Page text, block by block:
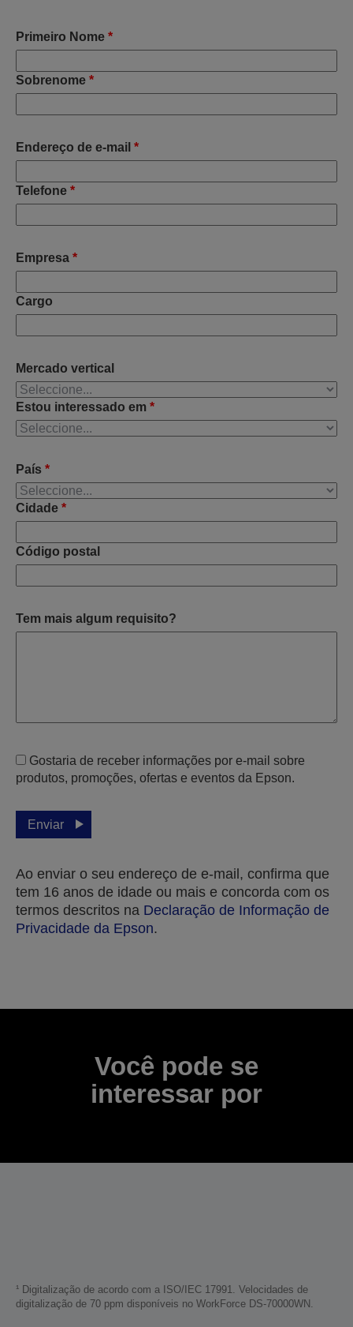
Primeiro Nome *
Sobrenome *
Endereço de e-mail *
Telefone *
Empresa *
Cargo
Mercado vertical
Estou interessado em *
País *
Cidade *
Código postal
Tem mais algum requisito?
Gostaria de receber informações por e-mail sobre
produtos, promoções, ofertas e eventos da Epson.
Enviar
Ao enviar o seu endereço de e-mail, confirma que
tem 16 anos de idade ou mais e concorda com os
termos descritos na Declaração de Informação de
Privacidade da Epson.
Obrigado pela sua submissão.
dias úteis.
Você pode se
interessar por
¹ Digitalização de acordo com a ISO/IEC 17991. Velocidades de
digitalização de 70 ppm disponíveis no WorkForce DS-70000WN.